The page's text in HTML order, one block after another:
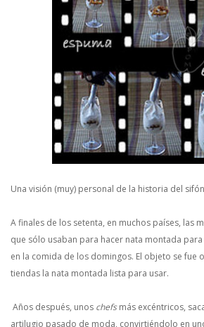
Una visión (muy) personal de la historia del sifón
A finales de los setenta, en muchos países, las
que sólo usaban para hacer nata montada
en la comida de los domingos. El objeto se fue
tiendas la nata montada lista para usar.
Años después, unos chefsmás excéntricos,
artilugio pasado de moda, convirtiéndolo en